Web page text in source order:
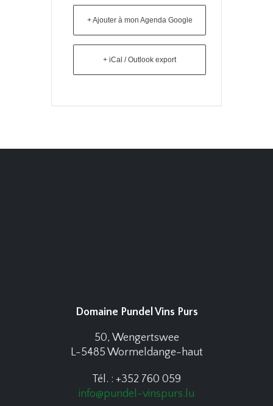
+ Ajouter à mon Agenda Google
+ iCal / Outlook export
Domaine Pundel Vins Purs
50, Wengertswee
L-5485 Wormeldange-haut
Tél. : +352 760 059
info@pundel-vinspurs.lu